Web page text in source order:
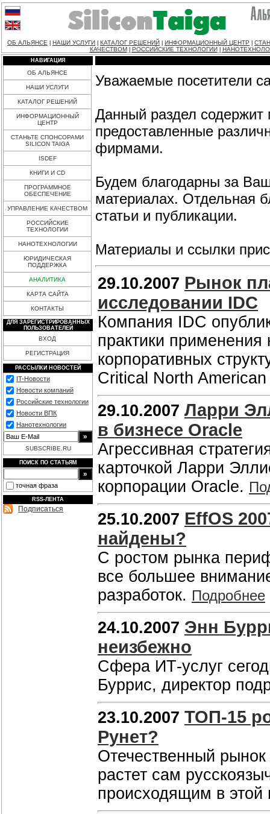
ОБ АЛЬЯНСЕ НАШИ УСЛУГИ КАТАЛОГ РЕШЕНИЙ ИНФОРМАЦИОННЫЙ ЦЕНТР
КАЧЕСТВОМ
РОССИЙСКИЕ ТЕХНОЛОГИИ
НАВИГАЦИЯ
ОБ АЛЬЯНСЕ
НАШИ УСЛУГИ
КАТАЛОГ РЕШЕНИЙ
ИНФОРМАЦИОННЫЙ
ЦЕНТР
СТАНЬТЕ СПОНСОРАМИ
SILICON TAIGA
ISDEF
КНИГИ И CD
ПРОГРАММНОЕ
ОБЕСПЕЧЕНИЕ
УПРАВЛЕНИЕ КАЧЕСТВОМ
РОССИЙСКИЕ
ТЕХНОЛОГИИ
НАНОТЕХНОЛОГИИ
ЮРИДИЧЕСКАЯ
ПОДДЕРЖКА
АНАЛИТИКА
КАРТА САЙТА
КОНТАКТЫ
ДЛЯ ЗАРЕГИСТРИРОВАННЫХ
ПОЛЬЗОВАТЕЛЕЙ
ВХОД
РЕГИСТРАЦИЯ
РАССЫЛКИ НОВОСТЕЙ
IT-Новости
Новости компаний
Российские технологии
Новости ВПК
Нанотехнологии
SUBSCRIBE.RU
ПОИСК ПО СТАТЬЯМ
точная фраза
RSS-ЛЕНТА
Подписаться
Уважаемые посетители
Данный раздел содержит
предоставленные
фирмами.
Будем благодарны за
материалах. Отдельная
статьи и публикации.
Материалы и ссылки
29.10.2007 Рынок
исследовании IDC
Компания IDC
практики
корпоративных
Critical North
29.10.2007 Ларри
в бизнесе Oracle
Агрессивная
карточкой Ларри
корпорации Oracle.
25.10.2007 EffOS
найдены?
С ростом рынка
все большее
разработок. Подробнее
24.10.2007 Энн
неизбежно
Сфера ИТ-услуг
Буррис, директор
23.10.2007 ТОП-15
Рунет?
Отечественный рынок
растет сам
происходящим в